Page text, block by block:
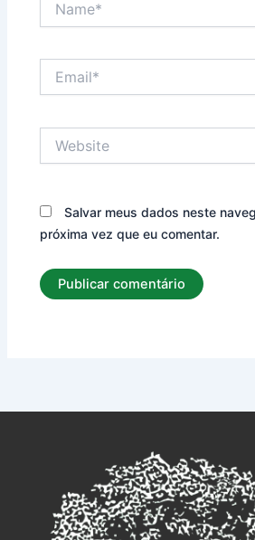
Salvar meus dados neste
próxima vez que eu comentar.